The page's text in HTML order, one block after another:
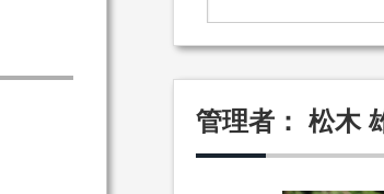
管理者： 松木